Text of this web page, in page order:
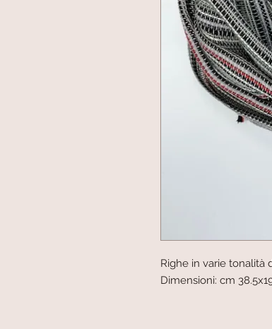
Righe in varie tonalità
Dimensioni: cm